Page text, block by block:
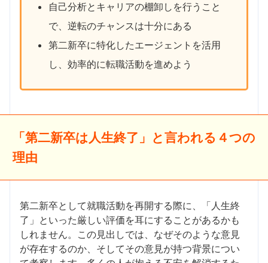
自己分析とキャリアの棚卸しを行うこと
で、逆転のチャンスは十分にある
第二新卒に特化したエージェントを活用
し、効率的に転職活動を進めよう
「第二新卒は人生終了」と言われる４つの
理由
第二新卒として就職活動を再開する際に、「人生終
了」といった厳しい評価を耳にすることがあるかも
しれません。この見出しでは、なぜそのような意見
が存在するのか、そしてその意見が持つ背景につい